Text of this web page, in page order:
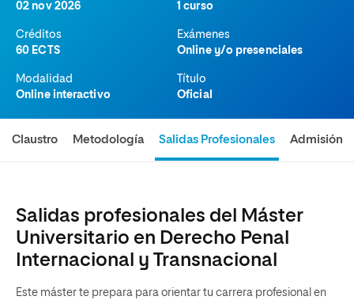
02 nov 2026
1 curso
Créditos
60 ECTS
Exámenes
Online y/o presenciales
Modalidad
Online interactivo
Título
Oficial
Claustro Metodología Salidas Profesionales Admisión
Salidas profesionales del Máster
Universitario en Derecho Penal
Internacional y Transnacional
Este máster te prepara para orientar tu carrera profesional en